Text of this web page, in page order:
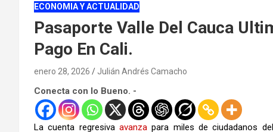
ECONOMIA Y ACTUALIDAD
Pasaporte Valle Del Cauca
Pago En Cali.
enero 28, 2026 Julián Andrés Camacho
Conecta con lo Bueno. -
La cuenta regresiva avanza para miles de ciudadanos